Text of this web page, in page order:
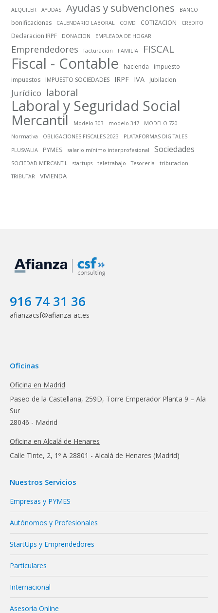
ALQUILER AYUDAS Ayudas y subvenciones BANCO
bonificaciones CALENDARIO LABORAL COIVD COTIZACION CREDITO
Declaracion IRPF DONACION EMPLEADA DE HOGAR
Emprendedores facturacion FAMILIA FISCAL
Fiscal - Contable hacienda
impuesto
impuestos
IMPUESTO SOCIEDADES IRPF IVA Jubilacion
Jurídico laboral
Laboral y Seguridad Social
Mercantil Modelo 303 modelo 347
MODELO 720
Normativa
OBLIGACIONES FISCALES 2023
PLATAFORMAS DIGITALES
PLUSVALIA
PYMES salario mínimo interprofesional Sociedades
SOCIEDAD MERCANTIL startups teletrabajo Tesoreria
tributacion
TRIBUTAR
VIVIENDA
916 74 31 36
afianzacsf@afianza-ac.es
Oficinas
Oficina en Madrid
Paseo de la Castellana, 259D, Torre Emperador Planta 9 – Ala
Sur
28046 - Madrid
Oficina en Alcalá de Henares
Calle Tinte, 2, 1º A 28801 - Alcalá de Henares (Madrid)
Nuestros Servicios
Empresas y PYMES
Autónomos y Profesionales
StartUps y Emprendedores
Particulares
Internacional
Asesoría Online